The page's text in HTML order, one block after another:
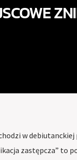
w debiutanckiej
zastępcza” to